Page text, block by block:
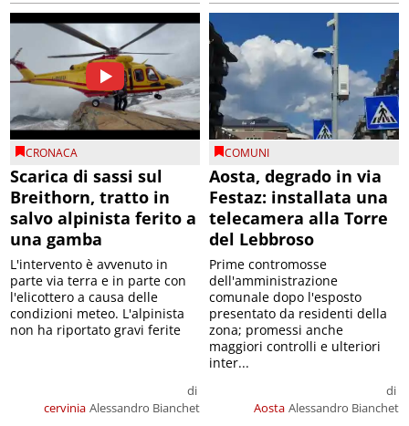
CRONACA
Scarica di sassi sul
Breithorn, tratto in
salvo alpinista ferito a
una gamba
cervinia
di
Alessandro Bianchet
L'intervento è avvenuto in
parte via terra e in parte con
l'elicottero a causa delle
condizioni meteo. L'alpinista
non ha riportato gravi ferite
COMUNI
Aosta, degrado in via
Festaz: installata una
telecamera alla Torre
del Lebbroso
Aosta
di
Alessandro Bianchet
Prime contromosse
dell'amministrazione
comunale dopo l'esposto
presentato da residenti della
zona; promessi anche
maggiori controlli e ulteriori
inter...